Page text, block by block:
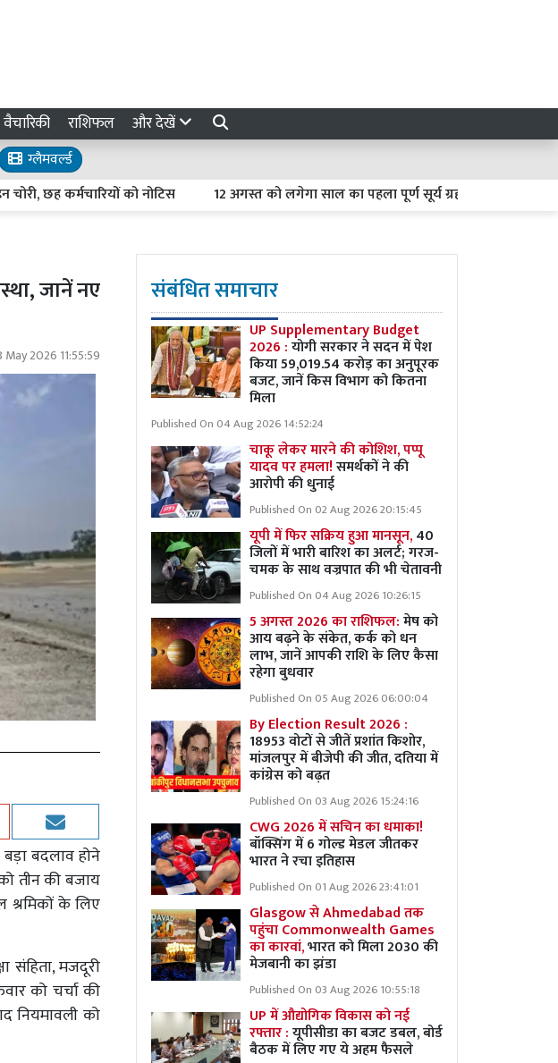
वैचारिकी राशिफल और देखें
ग्लैमवर्ल्ड
कर्मचारियों को नोटिस 12 अगस्त को लगेगा साल का पहला पूर्ण सूर्य ग्रहण : भारत में नहीं
जानें नए
2026 11:55:59
बदलाव होने
तीन की बजाय
के लिए
संहिता, मजदूरी
को चर्चा की
नियमावली को
संबंधित समाचार
UP Supplementary Budget
2026 :योगी सरकार ने सदन में पेश
किया 59,019.54 करोड़ का अनुपूरक
बजट, जानें किस विभाग को कितना
मिला
Published On 04 Aug 2026 14:52:24
चाकू लेकर मारने की कोशिश, पप्पू
यादव पर हमला!समर्थकों ने की
आरोपी की धुनाई
Published On 02 Aug 2026 20:15:45
यूपी में फिर सक्रिय हुआ मानसून,40
जिलों में भारी बारिश का अलर्ट; गरज-
चमक के साथ वज्रपात की भी चेतावनी
Published On 04 Aug 2026 10:26:15
5 अगस्त 2026 का राशिफल:मेष को
आय बढ़ने के संकेत, कर्क को धन
लाभ, जानें आपकी राशि के लिए कैसा
रहेगा बुधवार
Published On 05 Aug 2026 06:00:04
By Election Result 2026 :
18953 वोटों से जीतें प्रशांत किशोर,
मांजलपुर में बीजेपी की जीत, दतिया में
कांग्रेस को बढ़त
Published On 03 Aug 2026 15:24:16
CWG 2026 में सचिन का धमाका!
बॉक्सिंग में 6 गोल्ड मेडल जीतकर
भारत ने रचा इतिहास
Published On 01 Aug 2026 23:41:01
Glasgow से Ahmedabad तक
पहुंचा Commonwealth Games
का कारवां,भारत को मिला 2030 की
मेजबानी का झंडा
Published On 03 Aug 2026 10:55:18
UP में औद्योगिक विकास को नई
रफ्तार :यूपीसीडा का बजट डबल, बोर्ड
बैठक में लिए गए ये अहम फैसले